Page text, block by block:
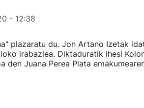
- 12:38
plazaratu du. Jon Artano Izetak
irabazlea. Diktaduratik ihesi
den Juana Perea Plata